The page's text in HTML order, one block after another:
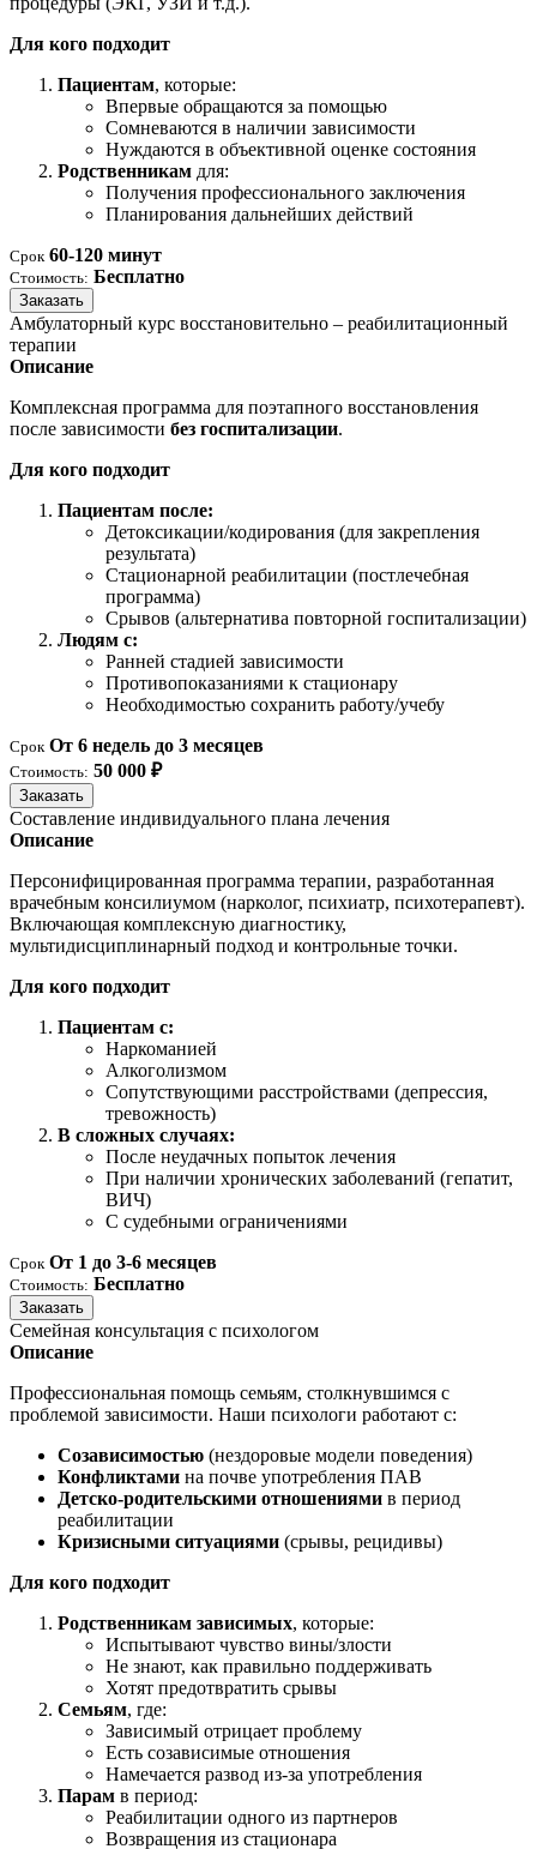
Для кого подходит
Пациентам, которые:
Впервые обращаются за помощью
Сомневаются в наличии зависимости
Нуждаются в объективной оценке состояния
Родственникам для:
Получения профессионального заключения
Планирования дальнейших действий
Срок 60-120 минут
Стоимость: Бесплатно
Заказать
Амбулаторный курс восстановительно – реабилитационный
терапии
Описание
Комплексная программа для поэтапного восстановления
после зависимости без госпитализации.
Для кого подходит
Пациентам после:
Детоксикации/кодирования (для закрепления
результата)
Стационарной реабилитации (постлечебная
программа)
Срывов (альтернатива повторной госпитализации)
Людям с:
Ранней стадией зависимости
Противопоказаниями к стационару
Необходимостью сохранить работу/учебу
Срок От 6 недель до 3 месяцев
Стоимость: 50 000 ₽
Заказать
Составление индивидуального плана лечения
Описание
Персонифицированная программа терапии, разработанная
врачебным консилиумом (нарколог, психиатр, психотерапевт).
Включающая комплексную диагностику,
мультидисциплинарный подход и контрольные точки.
Для кого подходит
Пациентам с:
Наркоманией
Алкоголизмом
Сопутствующими расстройствами (депрессия,
тревожность)
В сложных случаях:
После неудачных попыток лечения
При наличии хронических заболеваний (гепатит,
ВИЧ)
С судебными ограничениями
Срок От 1 до 3-6 месяцев
Стоимость: Бесплатно
Заказать
Семейная консультация с психологом
Описание
Профессиональная помощь семьям, столкнувшимся с
проблемой зависимости. Наши психологи работают с:
Созависимостью (нездоровые модели поведения)
Конфликтами на почве употребления ПАВ
Детско-родительскими отношениями в период
реабилитации
Кризисными ситуациями (срывы, рецидивы)
Для кого подходит
Родственникам зависимых, которые:
Испытывают чувство вины/злости
Не знают, как правильно поддерживать
Хотят предотвратить срывы
Семьям, где:
Зависимый отрицает проблему
Есть созависимые отношения
Намечается развод из-за употребления
Парам в период:
Реабилитации одного из партнеров
Возвращения из стационара